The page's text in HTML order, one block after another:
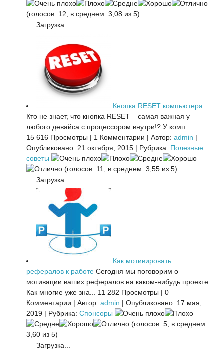
(голосов: 12, в среднем: 3,08 из 5)
Загрузка...
Кнопка RESET компьютера
Кто не знает, что кнопка RESET – самая важная у
любого девайса с процессором внутри!? У комп...
15 616 Просмотры | 1 Комментарии | Автор: admin |
Опубликовано: 21 октября, 2015 | Рубрика: Полезные
советы
(голосов: 11, в среднем: 3,55 из 5)
Загрузка...
Как мотивировать
рефералов к работе Сегодня мы поговорим о
мотивации ваших рефералов на каком-нибудь проекте.
Как многие уже зна...
11 282 Просмотры | 0
Комментарии | Автор: admin | Опубликовано: 17 мая,
2019 | Рубрика: Спонсоры
(голосов: 5, в среднем:
3,60 из 5)
Загрузка...